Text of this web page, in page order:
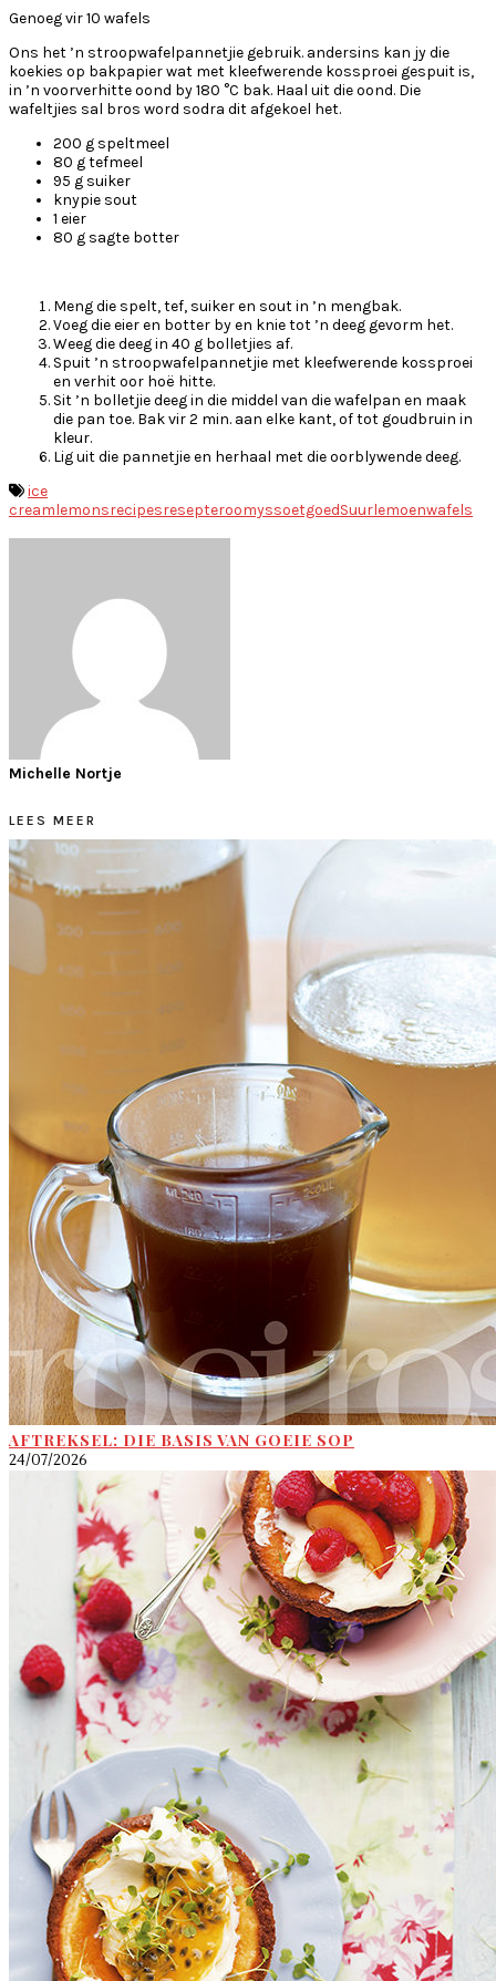
Genoeg vir 10 wafels
Ons het ’n stroopwafelpannetjie gebruik. andersins kan jy die
koekies op bakpapier wat met kleefwerende kossproei gespuit is,
in ’n voorverhitte oond by 180 °C bak. Haal uit die oond. Die
wafeltjies sal bros word sodra dit afgekoel het.
200 g speltmeel
80 g tefmeel
95 g suiker
knypie sout
1 eier
80 g sagte botter
Meng die spelt, tef, suiker en sout in ’n mengbak.
Voeg die eier en botter by en knie tot ’n deeg gevorm het.
Weeg die deeg in 40 g bolletjies af.
Spuit ’n stroopwafelpannetjie met kleefwerende kossproei
en verhit oor hoë hitte.
Sit ’n bolletjie deeg in die middel van die wafelpan en maak
die pan toe. Bak vir 2 min. aan elke kant, of tot goudbruin in
kleur.
Lig uit die pannetjie en herhaal met die oorblywende deeg.
ice
creamlemonsrecipesresepteroomyssoetgoedSuurlemoenwafels
Michelle Nortje
LEES MEER
AFTREKSEL: DIE BASIS VAN GOEIE SOP
24/07/2026